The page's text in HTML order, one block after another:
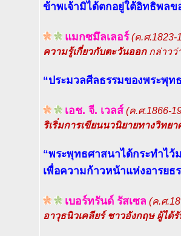
ข้าพเจ้ามิได้ตกอยู่ใต้อิทธิพล
แมกซมึลเลอร์ (ค.ศ.1823-
ความรู้เกี่ยวกับตะวันออกกล่าวว่
“ประมวลศีลธรรมของพระพุ
เอช. จี. เวลส์ (ค.ศ.1866-
ริเริ่มการเขียนนวนิยายทางวิทยา
“พระพุทธศาสนาได้กระทำไ
เพื่อความก้าวหน้าแห่งอารย
เบอร์ทรันด์ รัสเซล (ค.ศ
อาวุธนิวเคลียร์ ชาวอังกฤษ ผู้ได้